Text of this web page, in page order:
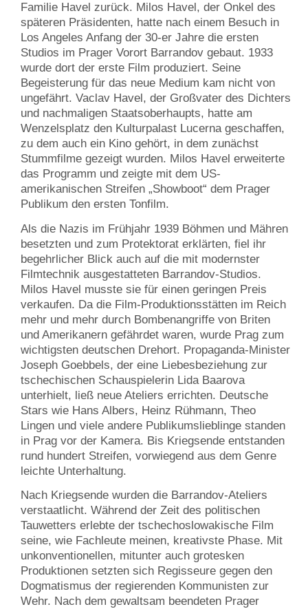
Familie Havel zurück. Milos Havel, der Onkel des
späteren Präsidenten, hatte nach einem Besuch in
Los Angeles Anfang der 30-er Jahre die ersten
Studios im Prager Vorort Barrandov gebaut. 1933
wurde dort der erste Film produziert. Seine
Begeisterung für das neue Medium kam nicht von
ungefährt. Vaclav Havel, der Großvater des Dichters
und nachmaligen Staatsoberhaupts, hatte am
Wenzelsplatz den Kulturpalast Lucerna geschaffen,
zu dem auch ein Kino gehört, in dem zunächst
Stummfilme gezeigt wurden. Milos Havel erweiterte
das Programm und zeigte mit dem US-
amerikanischen Streifen „Showboot“ dem Prager
Publikum den ersten Tonfilm.
Als die Nazis im Frühjahr 1939 Böhmen und Mähren
besetzten und zum Protektorat erklärten, fiel ihr
begehrlicher Blick auch auf die mit modernster
Filmtechnik ausgestatteten Barrandov-Studios.
Milos Havel musste sie für einen geringen Preis
verkaufen. Da die Film-Produktionsstätten im Reich
mehr und mehr durch Bombenangriffe von Briten
und Amerikanern gefährdet waren, wurde Prag zum
wichtigsten deutschen Drehort. Propaganda-Minister
Joseph Goebbels, der eine Liebesbeziehung zur
tschechischen Schauspielerin Lida Baarova
unterhielt, ließ neue Ateliers errichten. Deutsche
Stars wie Hans Albers, Heinz Rühmann, Theo
Lingen und viele andere Publikumslieblinge standen
in Prag vor der Kamera. Bis Kriegsende entstanden
rund hundert Streifen, vorwiegend aus dem Genre
leichte Unterhaltung.
Nach Kriegsende wurden die Barrandov-Ateliers
verstaatlicht. Während der Zeit des politischen
Tauwetters erlebte der tschechoslowakische Film
seine, wie Fachleute meinen, kreativste Phase. Mit
unkonventionellen, mitunter auch grotesken
Produktionen setzten sich Regisseure gegen den
Dogmatismus der regierenden Kommunisten zur
Wehr. Nach dem gewaltsam beendeten Prager